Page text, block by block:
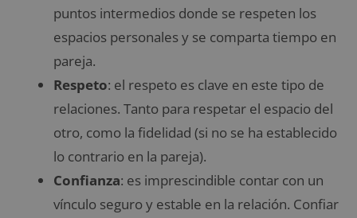
puntos intermedios donde se respeten los
espacios personales y se comparta tiempo en
pareja.
Respeto: el respeto es clave en este tipo de
relaciones. Tanto para respetar el espacio del
otro, como la fidelidad (si no se ha establecido
lo contrario en la pareja).
Confianza: es imprescindible contar con un
vínculo seguro y estable en la relación. Confiar